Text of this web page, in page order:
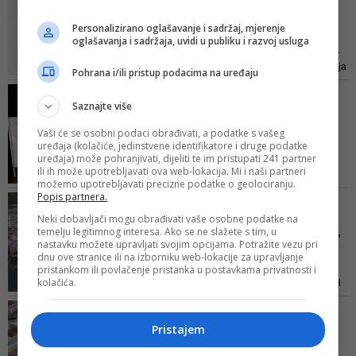
Ministrica Đapo podnosi
krivičnu prijavu protiv fi...
Ukoliko se ustanovi da kompanija
Drvar i Kantonu 10 koji su izdali
potrebne dokumente i dozvole za
rad odgovarat će u tužilaštvu
Otvoreno prvo reciklažno
dvorište za e-otpad u
Kan...
ZEOS eko-sistem poziva građane
kontejnere i reciklažna dvorišta.
Poručuju da nijedan uređaj iz
njihove infrastrukture neće završiti
na deponiji
ZAGAĐENJE VODA U BIH
Dramatični prizori s Drine,
formiraju se ostrva sm...
Nedavno je USA Today pisao o
problemu zagađenja voda u BiH
koje je alarmantno
Dok neki nemaju šta da
jedu, samo u Kantonu
Personalizirano oglašavanje i sadržaj, mjerenje
oglašavanja i sadržaja, uvidi u publiku i razvoj usluga
Pohrana i/ili pristup podacima na uređaju
Saznajte više
Vaši će se osobni podaci obrađivati, a podatke s vašeg
uređaja (kolačiće, jedinstvene identifikatore i druge podatke
uređaja) može pohranjivati, dijeliti te im pristupati 241 partner
ili ih može upotrebljavati ova web-lokacija. Mi i naši partneri
možemo upotrebljavati precizne podatke o geolociranju.
Popis partnera.
Neki dobavljači mogu obrađivati vaše osobne podatke na
temelju legitimnog interesa. Ako se ne slažete s tim, u
nastavku možete upravljati svojim opcijama. Potražite vezu pri
dnu ove stranice ili na izborniku web-lokacije za upravljanje
pristankom ili povlačenje pristanka u postavkama privatnosti i
kolačića.
Pristajem